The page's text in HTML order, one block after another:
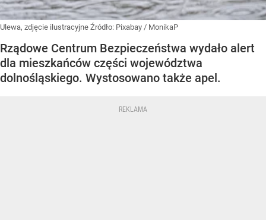
Ulewa, zdjęcie ilustracyjne Źródło: Pixabay / MonikaP
Rządowe Centrum Bezpieczeństwa wydało alert
dla mieszkańców części województwa
dolnośląskiego. Wystosowano także apel.